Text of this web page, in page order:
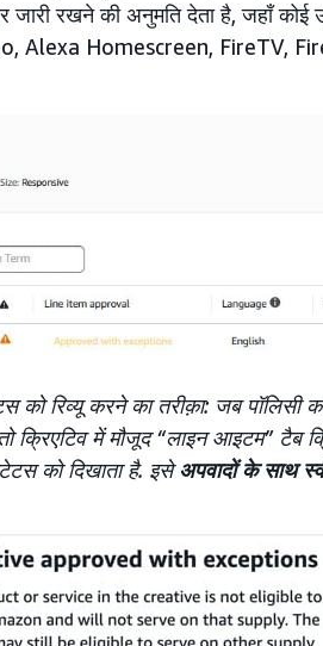
जारी रखने की अनुमति देता है, जहाँ
Alexa Homescreen, FireTV,
को रिव्यू करने का तरीक़ा: जब पॉलिसी
तो क्रिएटिव में मौजूद “लाइन आइटम”
को दिखाता है. इसेअपवादों के साथ